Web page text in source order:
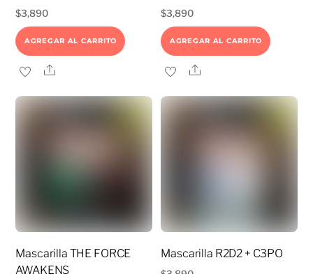
$3,890
AGREGAR AL CARRITO
Share
$3,890
AGREGAR AL CARRITO
Share
Mascarilla THE FORCE
AWAKENS
Mascarilla R2D2 + C3PO